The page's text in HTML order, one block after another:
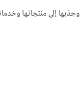
وجذبها إلى منتجاتها